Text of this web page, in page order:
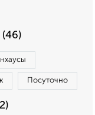
Посуточно